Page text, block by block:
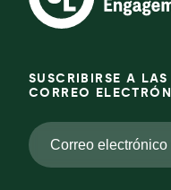
SUSCRIBIRSE A
CORREO
Correo
electrónico